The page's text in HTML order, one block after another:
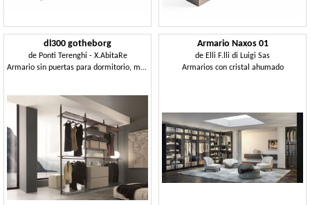
dl300 gotheborg
de Ponti Terenghi - X.AbitaRe
Armario sin puertas para dormitorio, montaje en la pared
Armario Naxos 01
de Elli F.lli di Luigi Sas
Armarios con cristal ahumado